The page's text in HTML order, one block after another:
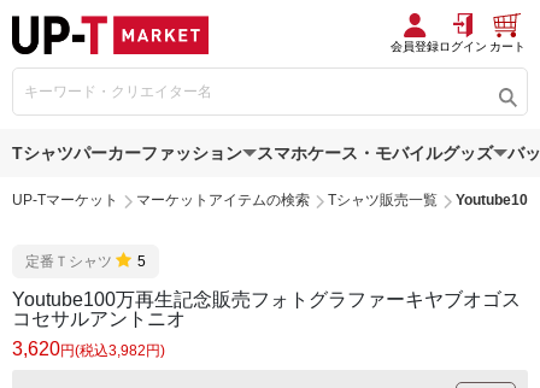
会員登録ログイン カート
Tシャツパーカーファッション スマホケース・モバイルグッズ バ
UP-Tマーケット マーケットアイテムの検索 Tシャツ販売一覧 Youtube100
定番Ｔシャツ 5
Youtube100万再生記念販売フォトグラファーキヤブオゴス
コセサルアントニオ
3,620円(税込3,982円)